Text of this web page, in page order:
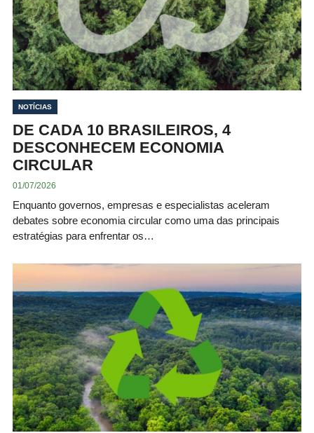
NOTÍCIAS
DE CADA 10 BRASILEIROS, 4
DESCONHECEM ECONOMIA
CIRCULAR
01/07/2026
Enquanto governos, empresas e especialistas aceleram
debates sobre economia circular como uma das principais
estratégias para enfrentar os…